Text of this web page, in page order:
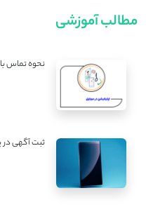
مطالب آموزشی
نحوه تماس
ثبت آگهی در